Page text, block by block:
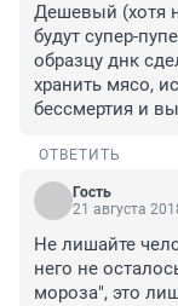
Дешевый (хотя
будут супер-
образцу днк
хранить мясо,
бессмертия и
ОТВЕТИТЬ
Гость
21 августа
Не лишайте
него не
мороза", это